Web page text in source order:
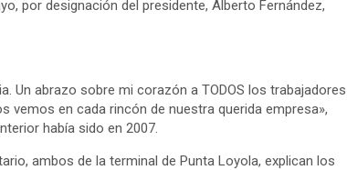
por designación del presidente, Alberto Fernández,
Un abrazo sobre mi corazón a TODOS los trabajadores
vemos en cada rincón de nuestra querida empresa»,
había sido en 2007.
ambos de la terminal de Punta Loyola, explican los